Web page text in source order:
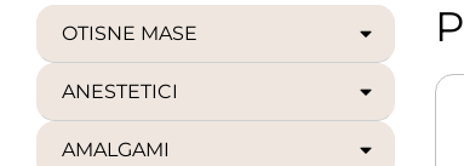
OTISNE MASE
ANESTETICI
AMALGAMI